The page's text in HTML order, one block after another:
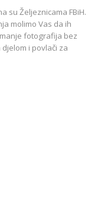
su Željeznicama FBiH.
molimo Vas da ih
fotografija bez
i povlači za